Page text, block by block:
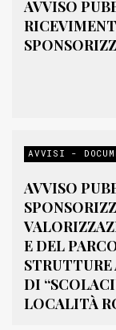
AVVISO
AVVISI -
AVVISO
E DEL
DI
LOCALITÀ